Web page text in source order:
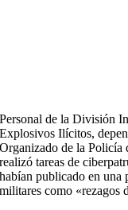
Personal de la División
Explosivos Ilícitos,
Organizado de la Policía
realizó tareas de
habían publicado en una
militares como «rezagos